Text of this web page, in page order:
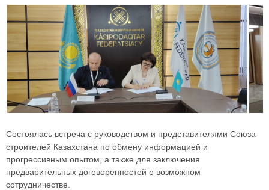
Состоялась встреча с руководством и представителями Союза
строителей Казахстана по обмену информацией и
прогрессивным опытом, а также для заключения
предварительных договоренностей о возможном
сотрудничестве.